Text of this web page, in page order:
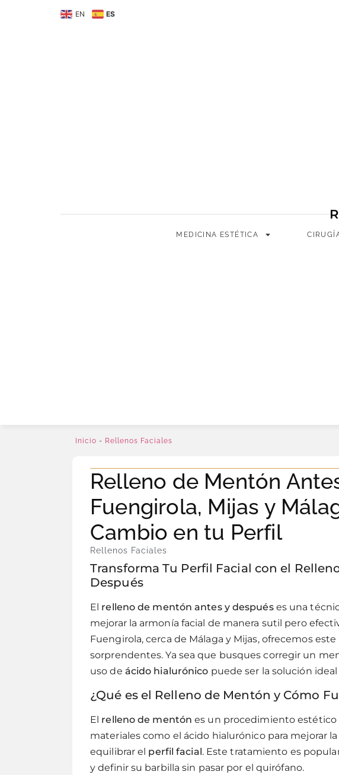
EN ES
MEDICINA ESTÉTICA
Inicio - Rellenos Faciales
Relleno de Mentón
Fuengirola, Mijas y
Cambio en tu Perfil
Rellenos Faciales
Transforma Tu Perfil Facial con el
Después
El relleno de mentón antes y despuéses una
mejorar la armonía facial de manera sutil pero
Fuengirola, cerca de Málaga y Mijas, ofrecemos
sorprendentes. Ya sea que busques corregir un
uso de ácido hialurónico puede ser la solución ideal
¿Qué es el Relleno de Mentón y Cómo
El relleno de mentón es un procedimiento
materiales como el ácido hialurónico para mejorar
equilibrar el perfil facial. Este tratamiento es
y definir su barbilla sin pasar por el quirófano.